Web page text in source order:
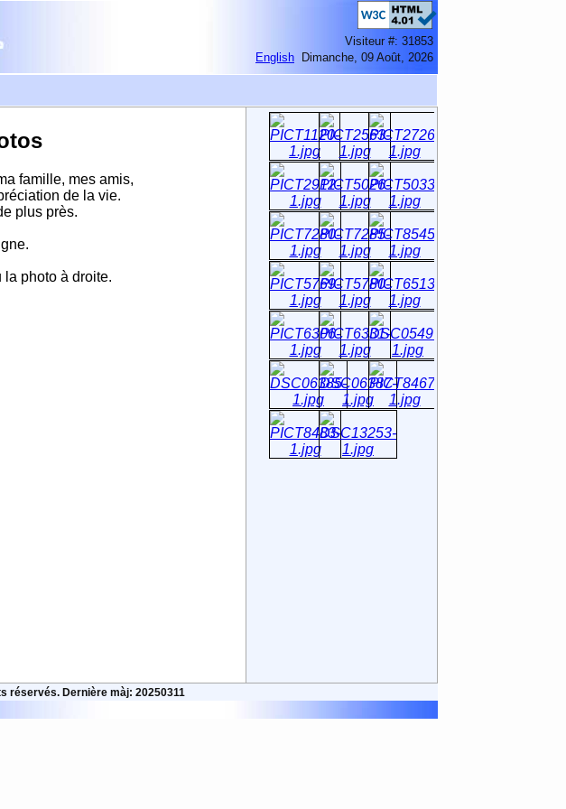
Visiteur #: 31853
English
Dimanche, 09 Août, 2026
famille, mes amis,
de la vie.
plus près.
photo à droite.
réservés. Dernière màj: 20250311